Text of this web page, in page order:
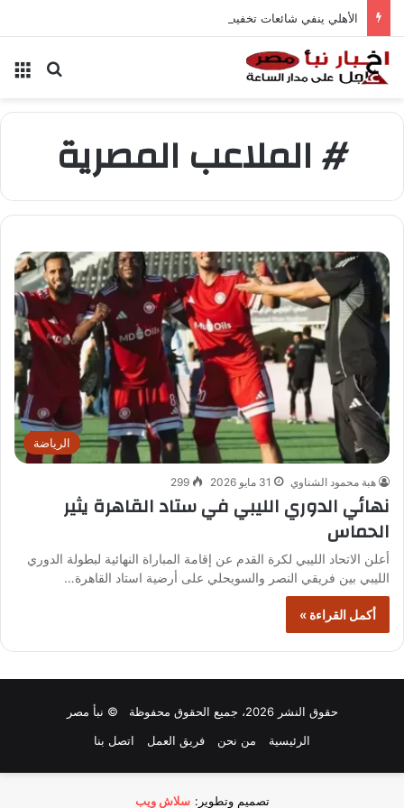
الأهلي ينفي شائعات تخفيض عقود زيزو والشناوي
بحث
# الملاعب المصرية
الرياضة
هبة محمود الشناوي 31 مايو 2026 299
نهائي الدوري الليبي في ستاد القاهرة يثير
الحماس
أعلن الاتحاد الليبي لكرة القدم عن إقامة المباراة النهائية لبطولة الدوري
الليبي بين فريقي النصر والسويحلي على أرضية استاد القاهرة…
أكمل القراءة »
حقوق النشر 2026، جميع الحقوق محفوظة © نبأ مصر
الرئيسية
من نحن فريق العمل اتصل بنا
تصميم وتطوير: سلاش ويب